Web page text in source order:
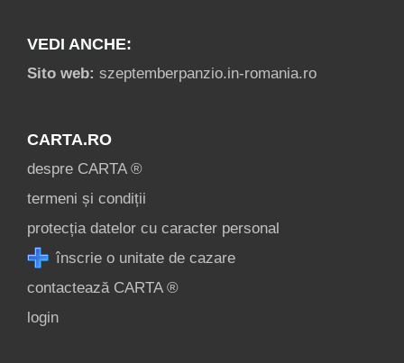
VEDI ANCHE:
Sito web: szeptemberpanzio.in-romania.ro
CARTA.RO
despre CARTA ®
termeni și condiții
protecția datelor cu caracter personal
înscrie o unitate de cazare
contactează CARTA ®
login